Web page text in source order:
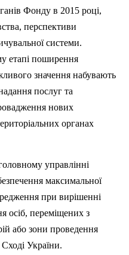
Фонду в 2015 році,
перспективи
системи.
етапі поширення
значення набувають
послуг та
нових
органах
управлінні
максимальної
при вирішенні
осіб, переміщених з
або зони проведення
України.